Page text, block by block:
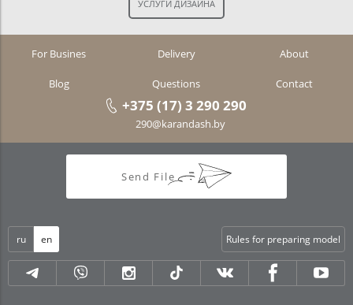
For Busines Delivery About
Blog Questions Contact
+375 (17) 3 290 290
290@karandash.by
Send File
ru en Rules for preparing model